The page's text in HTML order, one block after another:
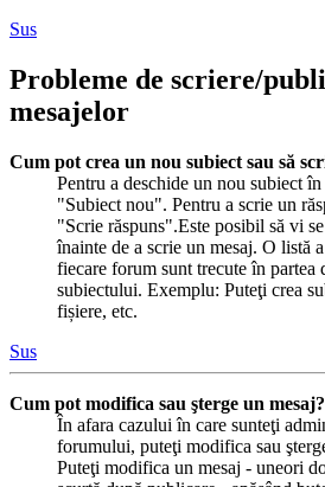
Sus
Probleme de scriere/
mesajelor
Cum pot crea un nou subiect sau să
Pentru a deschide un nou subiect
"Subiect nou". Pentru a scrie un
"Scrie răspuns".Este posibil să vi
înainte de a scrie un mesaj. O listă
fiecare forum sunt trecute în partea
subiectului. Exemplu: Puteţi crea
fișiere, etc.
Sus
Cum pot modifica sau şterge un mesaj?
În afara cazului în care sunteţi
forumului, puteţi modifica sau
Puteţi modifica un mesaj - uneori